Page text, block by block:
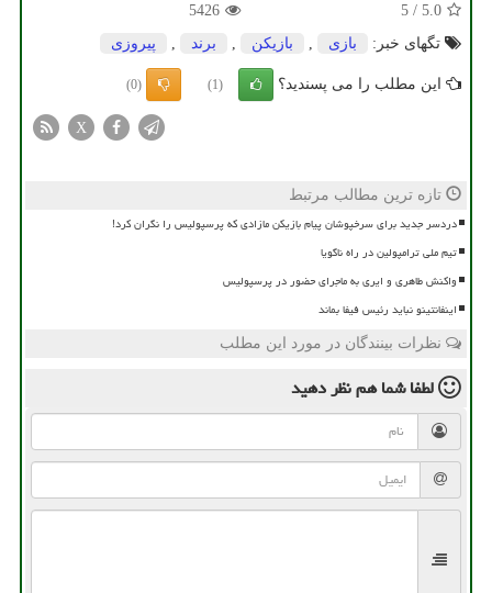
5.0
/
5
5426
تگهای خبر:
بازی بازیكن برند پیروزی
این مطلب را می پسندید؟ (1)
(0)
X
تازه ترین مطالب مرتبط
دردسر جدید برای سرخپوشان پیام بازیکن مازادی که پرسپولیس را نگران کرد!
تیم ملی ترامپولین در راه ناگویا
واکنش طاهری و ایری به ماجرای حضور در پرسپولیس
اینفانتینو نباید رئیس فیفا بماند
نظرات بینندگان در مورد این مطلب
لطفا شما همنظر دهید